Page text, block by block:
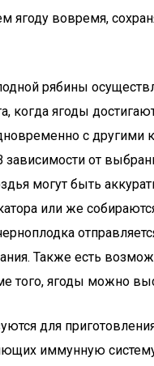
ягоду вовремя,
рябины
когда ягоды
с другими
зависимости от
могут быть
или же
Также есть
того, ягоды можно
для
иммунную